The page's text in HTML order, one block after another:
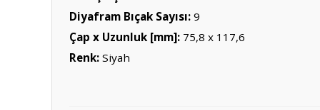
Diyafram Bıçak Sayısı: 9
Çap x Uzunluk [mm]: 75,8 x 117,6
Renk: Siyah